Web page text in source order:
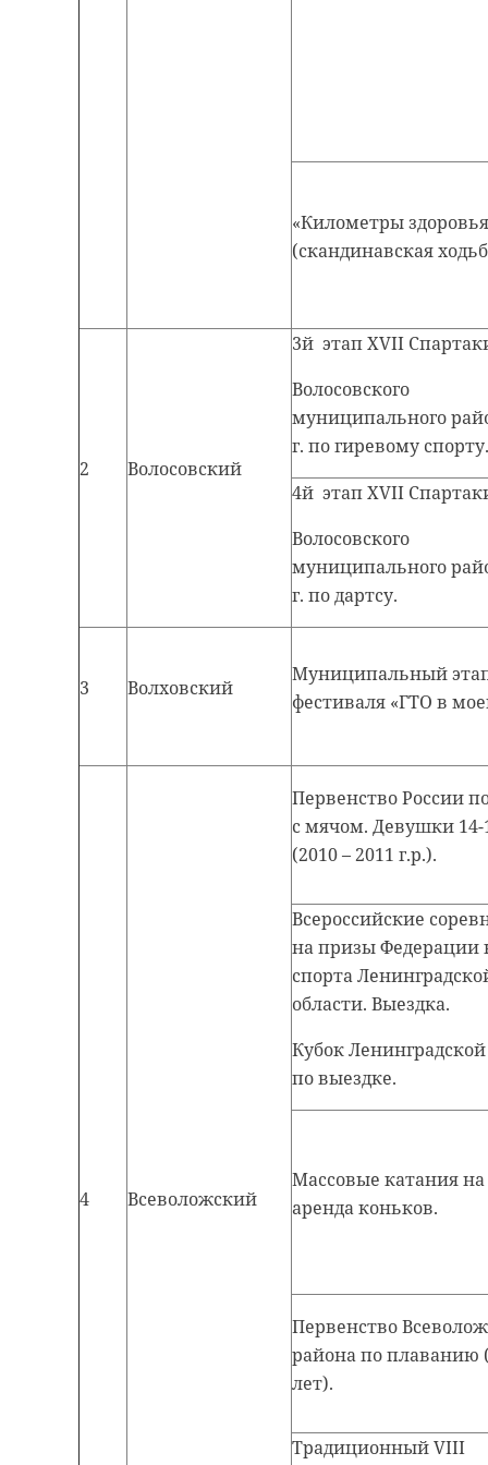
«Километры
(скандинавская
2 Волосовский
3й этап XVII
Волосовского
муниципального
г. по гиревому спорту.
4й этап XVII
Волосовского
муниципального
г. по дартсу.
3 Волховский
Муниципальный
фестиваля «ГТО в
4 Всеволожский
Первенство России
с мячом. Девушки 14-
(2010 – 2011 г.р.).
Всероссийские
на призы Федерации
спорта
области. Выездка.
Кубок
по выездке.
Массовые катания
аренда коньков.
Первенство
района по плаванию
лет).
Традиционный VIII